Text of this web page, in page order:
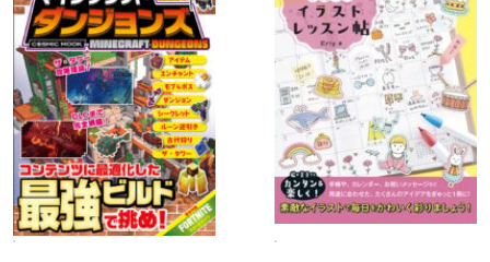
・Q&A
【第3章 データベース】
・全育成ウマ娘データ
それぞれの強みを解説
・SSR/SRサポートカードデータ
イベントの分岐もフォロー